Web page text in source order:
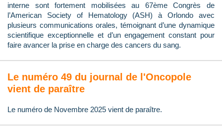
interne sont fortement mobilisées au 67ème Congrès de
l’American Society of Hematology (ASH) à Orlondo avec
plusieurs communications orales, témoignant d’une dynamique
scientifique exceptionnelle et d’un engagement constant pour
faire avancer la prise en charge des cancers du sang.
Le numéro 49 du journal de l'Oncopole
vient de paraître
Le numéro de Novembre 2025 vient de paraître.